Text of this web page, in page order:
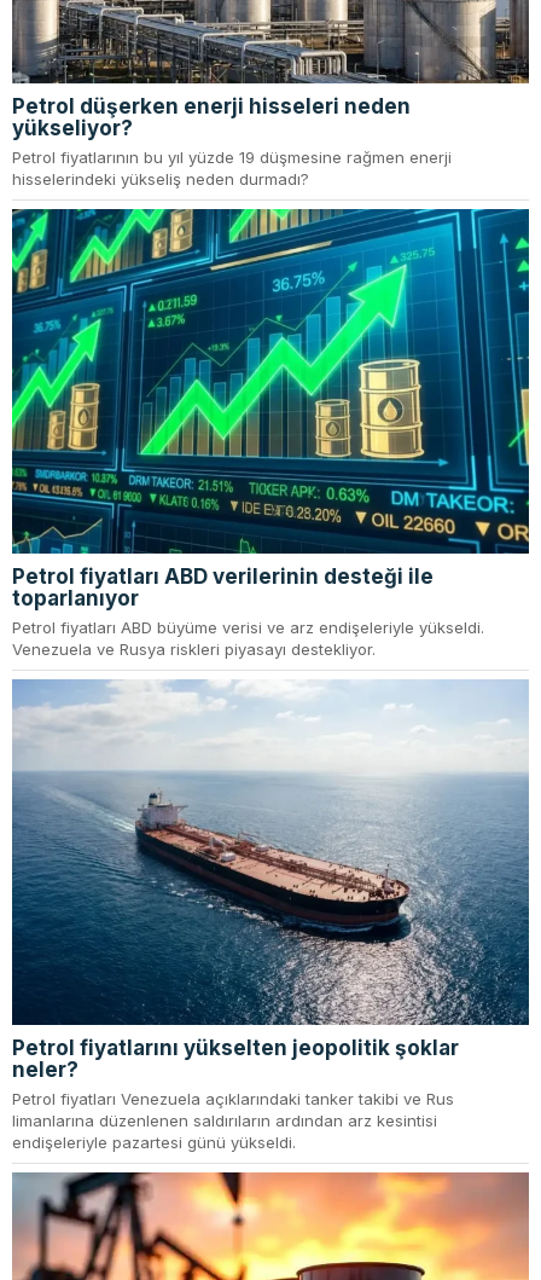
Petrol düşerken enerji hisseleri neden
yükseliyor?
Petrol fiyatlarının bu yıl yüzde 19 düşmesine rağmen enerji
hisselerindeki yükseliş neden durmadı?
Petrol fiyatları ABD verilerinin desteği ile
toparlanıyor
Petrol fiyatları ABD büyüme verisi ve arz endişeleriyle yükseldi.
Venezuela ve Rusya riskleri piyasayı destekliyor.
Petrol fiyatlarını yükselten jeopolitik şoklar
neler?
Petrol fiyatları Venezuela açıklarındaki tanker takibi ve Rus
limanlarına düzenlenen saldırıların ardından arz kesintisi
endişeleriyle pazartesi günü yükseldi.